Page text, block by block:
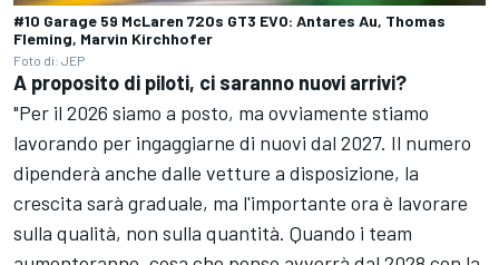
#10 Garage 59 McLaren 720s GT3 EVO: Antares Au, Thomas
Fleming, Marvin Kirchhofer
Foto di: JEP
A proposito di piloti, ci saranno nuovi arrivi?
"Per il 2026 siamo a posto, ma ovviamente stiamo
lavorando per ingaggiarne di nuovi dal 2027. Il numero
dipenderà anche dalle vetture a disposizione, la
crescita sarà graduale, ma l'importante ora è lavorare
sulla qualità, non sulla quantità. Quando i team